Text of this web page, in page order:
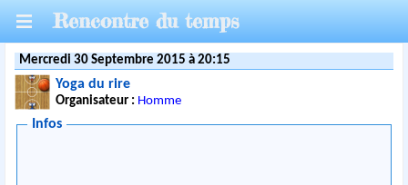
Rencontre du temps
Mercredi 30 Septembre 2015 à 20:15
Yoga du rire
Organisateur : Homme
Infos